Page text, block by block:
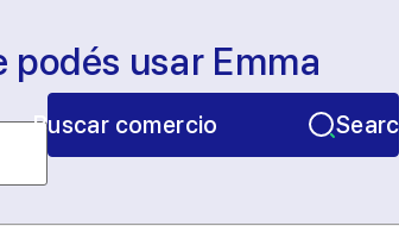
usar Emma
Buscar comercio Search